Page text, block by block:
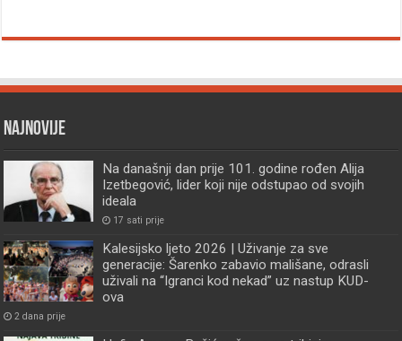
Najnovije
Na današnji dan prije 101. godine rođen Alija
Izetbegović, lider koji nije odstupao od svojih
ideala
17 sati prije
Kalesijsko ljeto 2026 | Uživanje za sve
generacije: Šarenko zabavio mališane, odrasli
uživali na “Igranci kod nekad” uz nastup KUD-
ova
2 dana prije